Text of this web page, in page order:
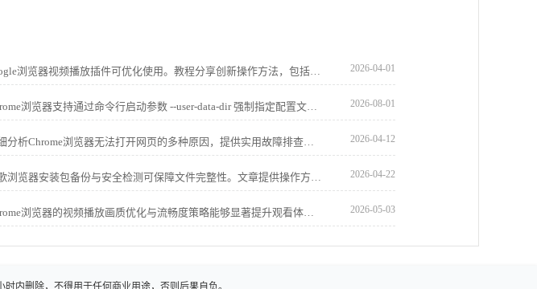
google浏览器视频播放插件可优化使用。教程分享创新操作方法，包括安装配置、播放调节和流畅优化技巧，帮助用户获得稳定顺畅的视频观看体验。 2026-04-01
Chrome浏览器支持通过命令行启动参数 --user-data-dir 强制指定配置文件存放目录。此功能适用于将用户个人数据迁移至非系统分区，从而减轻C盘存储压力。 2026-08-01
详细分析Chrome浏览器无法打开网页的多种原因，提供实用故障排查步骤和解决方案，帮助用户恢复正常浏览。 2026-04-12
谷歌浏览器安装包备份与安全检测可保障文件完整性。文章提供操作方案，帮助用户安全管理和恢复安装包。 2026-04-22
Chrome浏览器的视频播放画质优化与流畅度策略能够显著提升观看体验。本文将分享提升视频画质与播放流畅度的策略，确保最佳的观看效果。 2026-05-03
内删除，不得用于任何商业用途，否则后果自负。